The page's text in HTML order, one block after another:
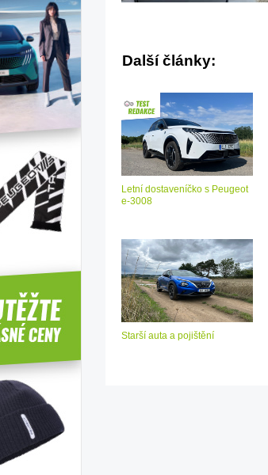
Další články:
Letní dostaveníčko s Peugeot
e-3008
Starší auta a pojištění